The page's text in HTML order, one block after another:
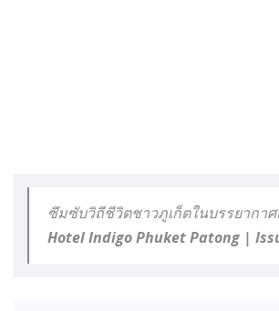
ซึมซับวิถีชีวิตชาวภูเก็ตในบรรยากา
Hotel Indigo Phuket Patong |